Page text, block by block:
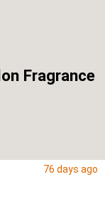
Fragrance
76 days ago